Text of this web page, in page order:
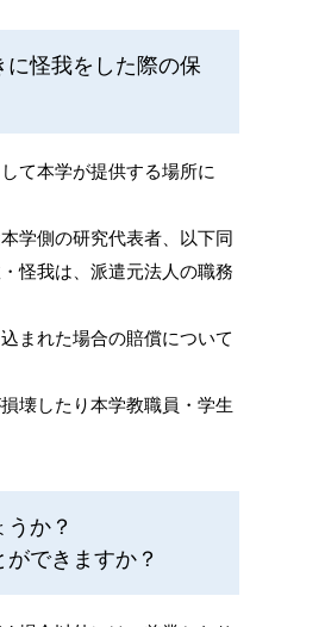
怪我をした際の保
て本学が提供する場所に
学側の研究代表者、以下同
怪我は、派遣元法人の職務
まれた場合の賠償について
壊したり本学教職員・学生
か？
できますか？